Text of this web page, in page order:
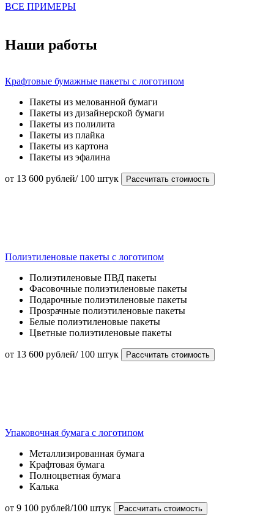
ВСЕ ПРИМЕРЫ
Наши работы
Крафтовые бумажные пакеты с логотипом
Пакеты из мелованной бумаги
Пакеты из дизайнерской бумаги
Пакеты из полилита
Пакеты из плайка
Пакеты из картона
Пакеты из эфалина
от 13 600 рублей/ 100 штук Рассчитать стоимость
Полиэтиленовые пакеты с логотипом
Полиэтиленовые ПВД пакеты
Фасовочные полиэтиленовые пакеты
Подарочные полиэтиленовые пакеты
Прозрачные полиэтиленовые пакеты
Белые полиэтиленовые пакеты
Цветные полиэтиленовые пакеты
от 13 600 рублей/ 100 штук Рассчитать стоимость
Упаковочная бумага с логотипом
Металлизированная бумага
Крафтовая бумага
Полноцветная бумага
Калька
от 9 100 рублей/100 штук Рассчитать стоимость